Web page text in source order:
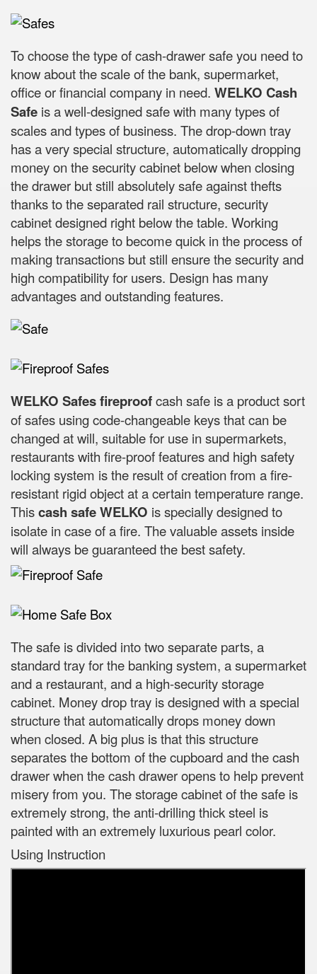
To choose the type of cash-drawer safe you need to
know about the scale of the bank, supermarket,
office or financial company in need. WELKO Cash
Safe is a well-designed safe with many types of
scales and types of business. The drop-down tray
has a very special structure, automatically dropping
money on the security cabinet below when closing
the drawer but still absolutely safe against thefts
thanks to the separated rail structure, security
cabinet designed right below the table. Working
helps the storage to become quick in the process of
making transactions but still ensure the security and
high compatibility for users. Design has many
advantages and outstanding features.
WELKO Safes fireproofcash safe is a product sort
of safes using code-changeable keys that can be
changed at will, suitable for use in supermarkets,
restaurants with fire-proof features and high safety
locking system is the result of creation from a fire-
resistant rigid object at a certain temperature range.
Thiscash safe WELKO is specially designed to
isolate in case of a fire. The valuable assets inside
will always be guaranteed the best safety.
The safe is divided into two separate parts, a
standard tray for the banking system, a supermarket
and a restaurant, and a high-security storage
cabinet. Money drop tray is designed with a special
structure that automatically drops money down
when closed. A big plus is that this structure
separates the bottom of the cupboard and the cash
drawer when the cash drawer opens to help prevent
misery from you. The storage cabinet of the safe is
extremely strong, the anti-drilling thick steel is
painted with an extremely luxurious pearl color.
Using Instruction